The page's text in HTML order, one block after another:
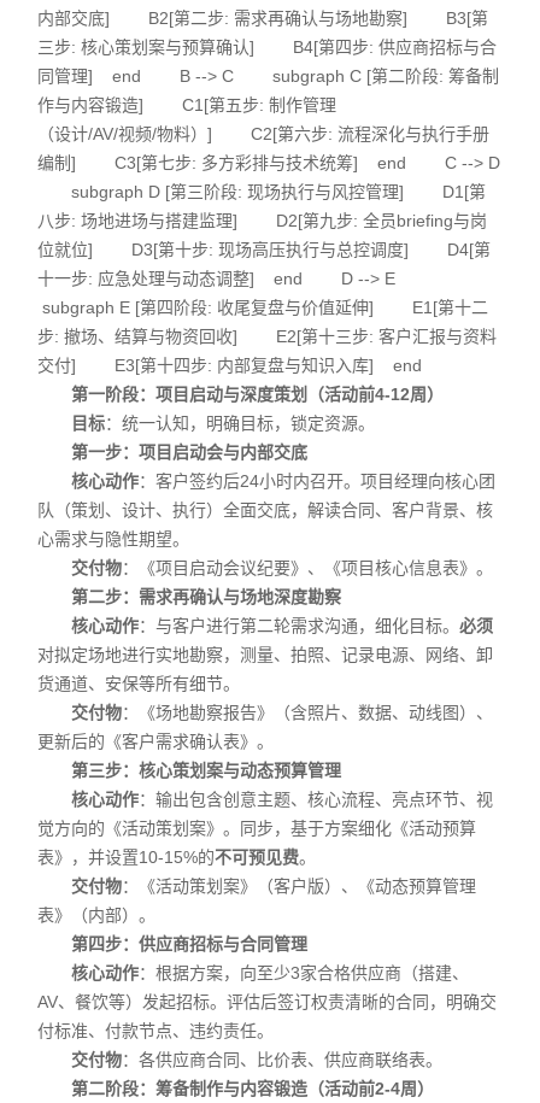
内部交底] B2[第二步: 需求再确认与场地勘察] B3[第
三步: 核心策划案与预算确认] B4[第四步: 供应商招标与合
同管理] end B --> C subgraph C [第二阶段: 筹备制
作与内容锻造] C1[第五步: 制作管理
（设计/AV/视频/物料）] C2[第六步: 流程深化与执行手册
编制] C3[第七步: 多方彩排与技术统筹] end C --> D
subgraph D [第三阶段: 现场执行与风控管理] D1[第
八步: 场地进场与搭建监理] D2[第九步: 全员briefing与岗
位就位] D3[第十步: 现场高压执行与总控调度] D4[第
十一步: 应急处理与动态调整] end D --> E
subgraph E [第四阶段: 收尾复盘与价值延伸] E1[第十二
步: 撤场、结算与物资回收] E2[第十三步: 客户汇报与资料
交付] E3[第十四步: 内部复盘与知识入库] end
第一阶段：项目启动与深度策划（活动前4-12周）
目标：统一认知，明确目标，锁定资源。
第一步：项目启动会与内部交底
核心动作：客户签约后24小时内召开。项目经理向核心团
队（策划、设计、执行）全面交底，解读合同、客户背景、核
心需求与隐性期望。
交付物：《项目启动会议纪要》、《项目核心信息表》。
第二步：需求再确认与场地深度勘察
核心动作：与客户进行第二轮需求沟通，细化目标。必须
对拟定场地进行实地勘察，测量、拍照、记录电源、网络、卸
货通道、安保等所有细节。
交付物：《场地勘察报告》（含照片、数据、动线图）、
更新后的《客户需求确认表》。
第三步：核心策划案与动态预算管理
核心动作：输出包含创意主题、核心流程、亮点环节、视
觉方向的《活动策划案》。同步，基于方案细化《活动预算
表》，并设置10-15%的不可预见费。
交付物：《活动策划案》（客户版）、《动态预算管理
表》（内部）。
第四步：供应商招标与合同管理
核心动作：根据方案，向至少3家合格供应商（搭建、
AV、餐饮等）发起招标。评估后签订权责清晰的合同，明确交
付标准、付款节点、违约责任。
交付物：各供应商合同、比价表、供应商联络表。
第二阶段：筹备制作与内容锻造（活动前2-4周）